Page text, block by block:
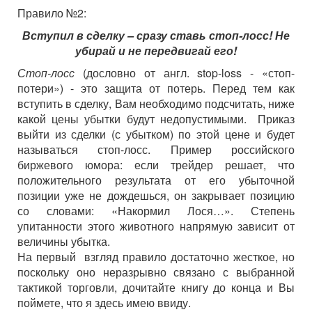
Правило №2:
Вступил в сделку – сразу ставь стоп-лосс! Не
убирай и не передвигай его!
Стоп-лосс (дословно от англ. stop-loss - «стоп-
потери») - это защита от потерь. Перед тем как
вступить в сделку, Вам необходимо подсчитать, ниже
какой цены убытки будут недопустимыми. Приказ
выйти из сделки (с убытком) по этой цене и будет
называться стоп-лосс. Пример российского
биржевого юмора: если трейдер решает, что
положительного результата от его убыточной
позиции уже не дождешься, он закрывает позицию
со словами: «Накормил Лося…». Степень
упитанности этого животного напрямую зависит от
величины убытка.
На первый взгляд правило достаточно жесткое, но
поскольку оно неразрывно связано с выбранной
тактикой торговли, дочитайте книгу до конца и Вы
поймете, что я здесь имею ввиду.